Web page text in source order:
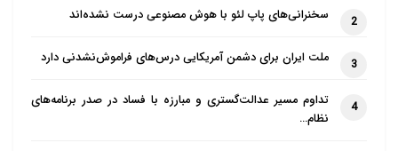
2 سخنرانی‌های پاپ لئو با هوش مصنوعی درست نشده‌اند
3 ملت ایران برای دشمن آمریکایی درس‌های فراموش‌نشدنی دارد
4
تداوم مسیر عدالت‌گستری و مبارزه با فساد در صدر برنامه‌های
نظام…